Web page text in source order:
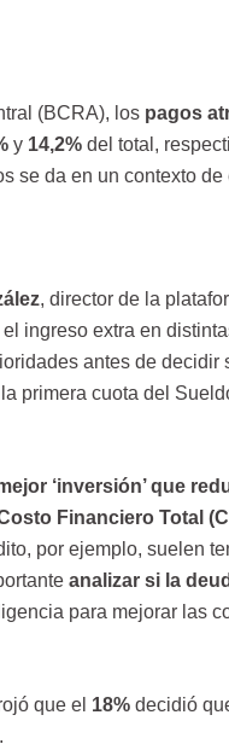
(BCRA), los pagos
y 14,2% del total,
se da en un contexto
, director de la
ingreso extra en
antes de
primera cuota del
‘inversión’ que
Financiero Total
por ejemplo, suelen
analizar si la
para mejorar las
que el 18% decidió